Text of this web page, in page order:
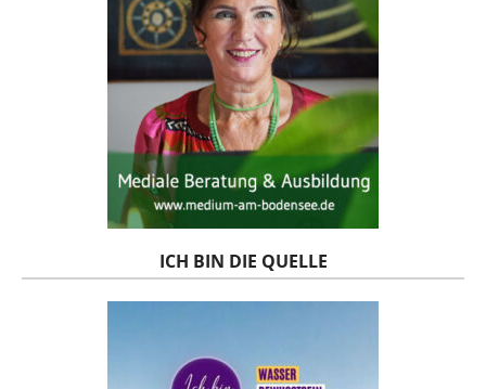
ICH BIN DIE QUELLE